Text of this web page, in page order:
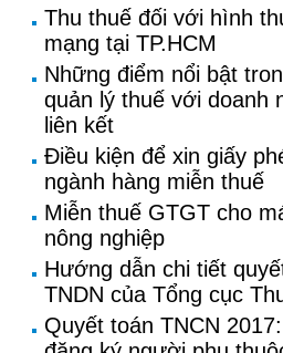
Thu thuế đối với hình
mạng tại TP.HCM
Những điểm nổi bật
quản lý thuế với doanh
liên kết
Điều kiện để xin giấy
ngành hàng miễn thuế
Miễn thuế GTGT cho
nông nghiệp
Hướng dẫn chi tiết
TNDN của Tổng cục
Quyết toán TNCN